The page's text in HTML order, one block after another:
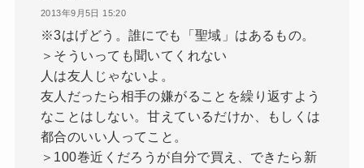
2013年9月5日 15:20
※3はげどう。誰にでも「聖域」はあるもの。
＞そういっても聞いてくれない
人は友人じゃないよ。
友人だったら相手の嫌がることを繰り返すよう
なことはしない。甘えているだけか、もしくは
都合のいい人ってこと。
＞100巻近くだろうが自分で買え、できたら新